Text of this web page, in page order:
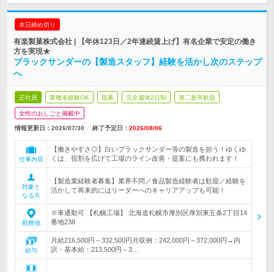
本日締め切り
有楽製菓株式会社 | 【年休123日／2年連続賃上げ】有名企業で安定の働き
方を実現★
ブラックサンダーの【製造スタッフ】経験を活かし次のステップ
へ
正社員 業種未経験OK 急募 完全週休2日制 第二新卒歓迎
女性のおしごと掲載中
情報更新日：2026/07/30 終了予定日： 2026/08/06
仕事内容
【働きやすさ◎】白いブラックサンダー等の製造を担う！ゆくゆ
くは、役割を広げて工場のライン改善・提案にも携われます！
対象と
なる方
【製造業経験者募集】業界不問／食品製造経験者は歓迎／経験を
活かして将来的にはリーダーへのキャリアアップも可能！
勤務地
※車通勤可 【札幌工場】 北海道札幌市厚別区厚別東五条2丁目14
番地238
給与
月給216,500円～332,500円月収例：242,000円～372,000円→内
訳・基本給：213,500円～3…